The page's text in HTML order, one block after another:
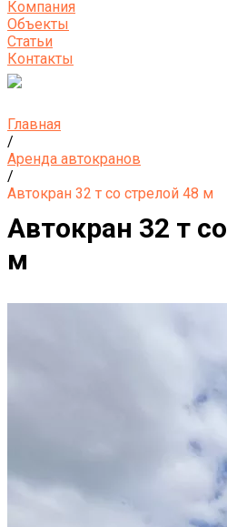
Компания
Объекты
Статьи
Контакты
Главная
/
Аренда автокранов
/
Автокран 32 т со стрелой 48 м
Автокран 32 т
м